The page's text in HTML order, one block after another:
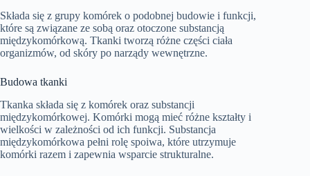
Składa się z grupy komórek o podobnej budowie i funkcji,
które są związane ze sobą oraz otoczone substancją
międzykomórkową. Tkanki tworzą różne części ciała
organizmów, od skóry po narządy wewnętrzne.
Budowa tkanki
Tkanka składa się z komórek oraz substancji
międzykomórkowej. Komórki mogą mieć różne kształty i
wielkości w zależności od ich funkcji. Substancja
międzykomórkowa pełni rolę spoiwa, które utrzymuje
komórki razem i zapewnia wsparcie strukturalne.